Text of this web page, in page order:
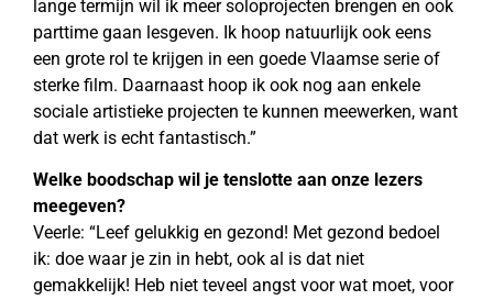
lange termijn wil ik meer soloprojecten brengen en ook
parttime gaan lesgeven. Ik hoop natuurlijk ook eens
een grote rol te krijgen in een goede Vlaamse serie of
sterke film. Daarnaast hoop ik ook nog aan enkele
sociale artistieke projecten te kunnen meewerken, want
dat werk is echt fantastisch.”
Welke boodschap wil je tenslotte aan onze lezers
meegeven?
Veerle: “Leef gelukkig en gezond! Met gezond bedoel
ik: doe waar je zin in hebt, ook al is dat niet
gemakkelijk! Heb niet teveel angst voor wat moet, voor